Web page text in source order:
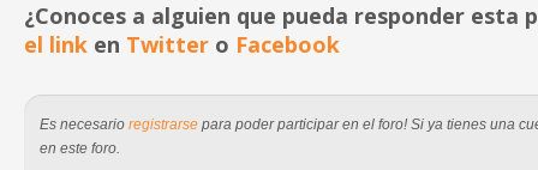
¿Conoces a alguien que pueda responder esta
el link en Twitter o Facebook
Es necesario registrarse para poder participar en el foro! Si ya tienes una
en este foro.